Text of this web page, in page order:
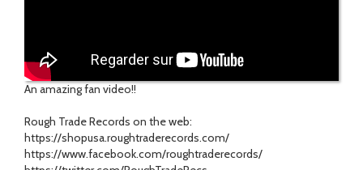
An amazing fan video!!
Rough Trade Records on the web:
https://shopusa.roughtraderecords.com/
https://www.facebook.com/roughtraderecords/